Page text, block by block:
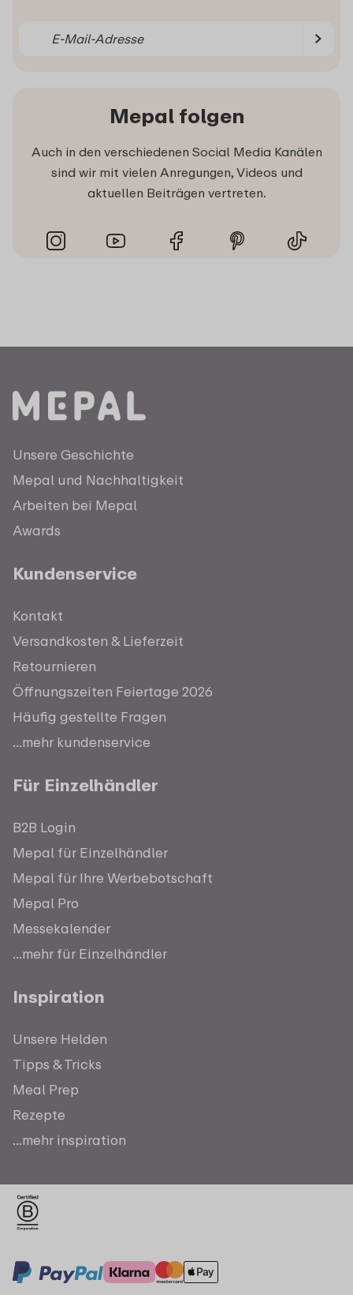
Mepal folgen
Auch in den verschiedenen Social Media Kanälen
sind wir mit vielen Anregungen, Videos und
aktuellen Beiträgen vertreten.
Unsere Geschichte
Mepal und Nachhaltigkeit
Arbeiten bei Mepal
Awards
Kundenservice
Kontakt
Versandkosten & Lieferzeit
Retournieren
Öffnungszeiten Feiertage 2026
Häufig gestellte Fragen
...mehr kundenservice
Für Einzelhändler
B2B Login
Mepal für Einzelhändler
Mepal für Ihre Werbebotschaft
Mepal Pro
Messekalender
...mehr für Einzelhändler
Inspiration
Unsere Helden
Tipps & Tricks
Meal Prep
Rezepte
...mehr inspiration